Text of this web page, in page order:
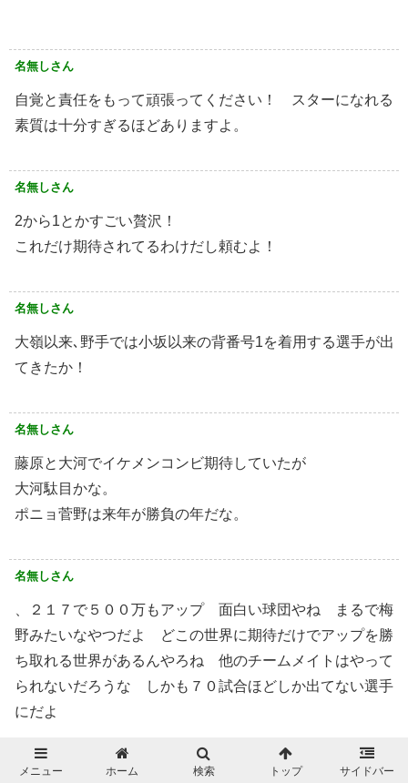
名無しさん
自覚と責任をもって頑張ってください！ スターになれる
素質は十分すぎるほどありますよ。
名無しさん
2から1とかすごい贅沢！
これだけ期待されてるわけだし頼むよ！
名無しさん
大嶺以来､野手では小坂以来の背番号1を着用する選手が出
てきたか！
名無しさん
藤原と大河でイケメンコンビ期待していたが
大河駄目かな。
ポニョ菅野は来年が勝負の年だな。
名無しさん
、２１７で５００万もアップ 面白い球団やね まるで梅
野みたいなやつだよ どこの世界に期待だけでアップを勝
ち取れる世界があるんやろね 他のチームメイトはやって
られないだろうな しかも７０試合ほどしか出てない選手
にだよ
名無しさん
メニュー ホーム 検索 トップ サイドバー